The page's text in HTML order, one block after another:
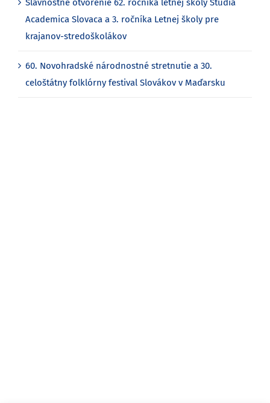
Slávnostné otvorenie 62. ročníka letnej školy Studia
Academica Slovaca a 3. ročníka Letnej školy pre
krajanov-stredoškolákov
60. Novohradské národnostné stretnutie a 30.
celoštátny folklórny festival Slovákov v Maďarsku